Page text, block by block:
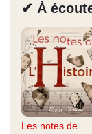
✔ À
Les notes de